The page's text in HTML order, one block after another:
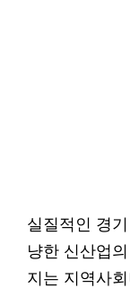
실질적인 경
냥한 신산업
지는 지역사